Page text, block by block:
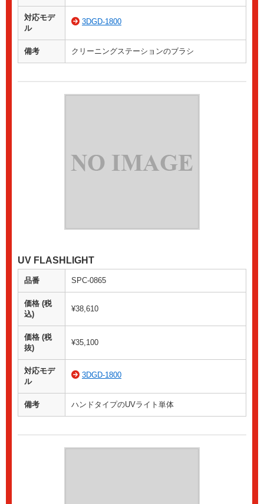
対応モデ
ル
3DGD-1800
備考 クリーニングステーションのブラシ
UV FLASHLIGHT
品番 SPC-0865
価格 (税
込)
¥38,610
価格 (税
抜)
¥35,100
対応モデ
ル
3DGD-1800
備考 ハンドタイプのUVライト単体